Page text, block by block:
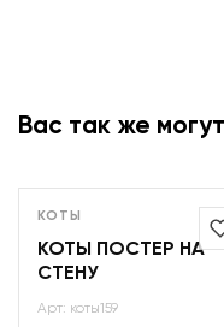
Вас так же
КОТЫ
КОТЫ ПОСТЕР НА
СТЕНУ
Арт: коты159